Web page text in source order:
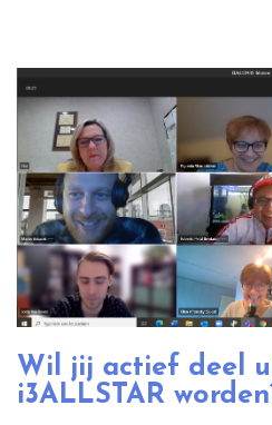
Wil jij actief deel
i3ALLSTAR